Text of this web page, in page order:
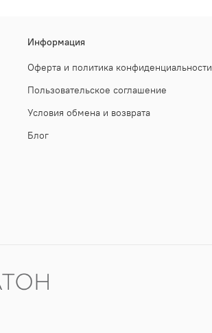
Информация
Оферта и политика конфиденциальности
Пользовательское соглашение
Условия обмена и возврата
Блог